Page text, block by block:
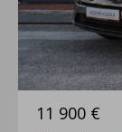
11 900 €